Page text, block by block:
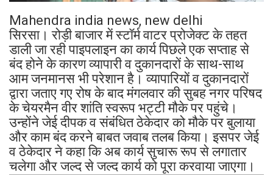
Mahendra india news, new delhi
सिरसा। रोड़ी बाजार में स्टॉर्म वाटर प्रोजेक्ट के तहत
डाली जा रही पाइपलाइन का कार्य पिछले एक सप्ताह से
बंद होने के कारण व्यापारी व दुकानदारों के साथ-साथ
आम जनमानस भी परेशान है। व्यापारियों व दुकानदारों
द्वारा जताए गए रोष के बाद मंगलवार की सुबह नगर परिषद
के चेयरमैन वीर शांति स्वरूप भट्टी मौके पर पहुंचे।
उन्होंने जेई दीपक व संबंधित ठेकेदार को मौके पर बुलाया
और काम बंद करने बाबत जवाब तलब किया। इसपर जेई
व ठेकेदार ने कहा कि अब कार्य सुचारू रूप से लगातार
चलेगा और जल्द से जल्द कार्य को पूरा करवाया जाएगा।